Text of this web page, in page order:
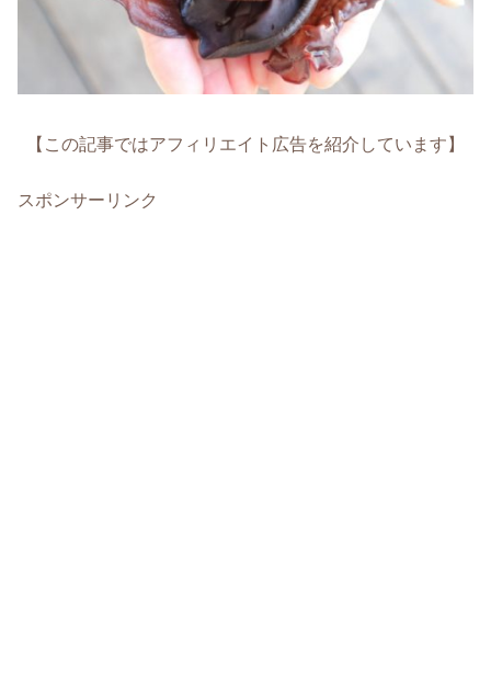
【この記事ではアフィリエイト広告を紹介しています】
スポンサーリンク